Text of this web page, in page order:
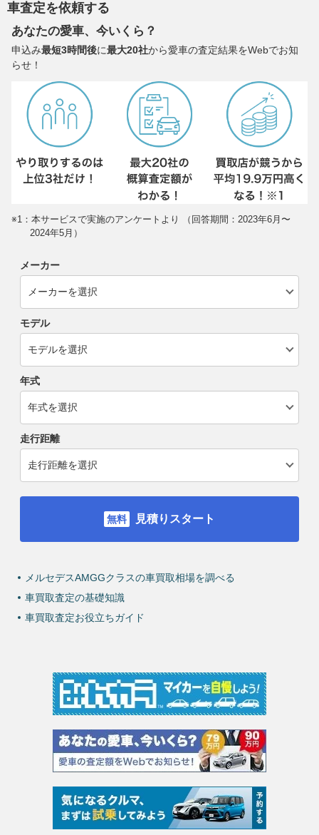
車査定を依頼する
あなたの愛車、今いくら？
申込み最短3時間後に最大20社から愛車の査定結果をWebでお知
らせ！
※1：本サービスで実施のアンケートより （回答期間：2023年6月〜
2024年5月）
メーカー
モデル
年式
走行距離
見積りスタート
メルセデスAMGGクラスの車買取相場を調べる
車買取査定の基礎知識
車買取査定お役立ちガイド